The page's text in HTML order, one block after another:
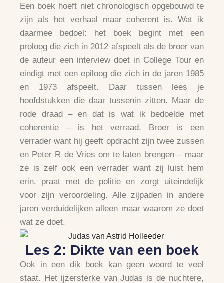
Een boek hoeft niet chronologisch opgebouwd te
zijn als het verhaal maar coherent is. Wat ik
daarmee bedoel: het boek begint met een
proloog die zich in 2012 afspeelt als de broer van
de auteur een interview doet in College Tour en
eindigt met een epiloog die zich in de jaren 1985
en 1973 afspeelt. Daar tussen lees je
hoofdstukken die daar tussenin zitten. Maar de
rode draad – en dat is wat ik bedoelde met
coherentie – is het verraad. Broer is een
verrader want hij geeft opdracht zijn twee zussen
en Peter R de Vries om te laten brengen – maar
ze is zelf ook een verrader want zij luist hem
erin, praat met de politie en zorgt uiteindelijk
voor zijn veroordeling. Alle zijpaden in andere
jaren verduidelijken alleen maar waarom ze doet
wat ze doet.
Les 2: Dikte van een boek
Ook in een dik boek kan geen woord te veel
staat. Het ijzersterke van Judas is de nuchtere,